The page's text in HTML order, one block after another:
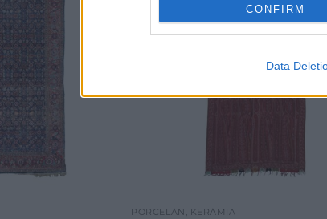
CONFIRM
Data
PORCELÁN, KERÁMIA